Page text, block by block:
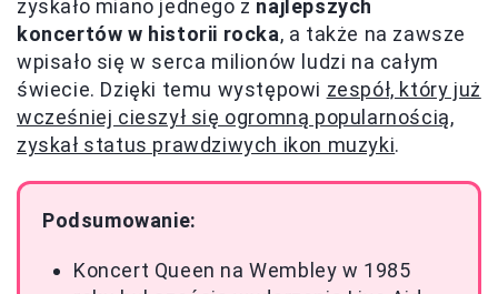
zyskało miano jednego z najlepszych
koncertów w historii rocka, a także na zawsze
wpisało się w serca milionów ludzi na całym
świecie. Dzięki temu występowi zespół, który już
wcześniej cieszył się ogromną popularnością,
zyskał status prawdziwych ikon muzyki.
Podsumowanie:
Koncert Queen na Wembley w 1985